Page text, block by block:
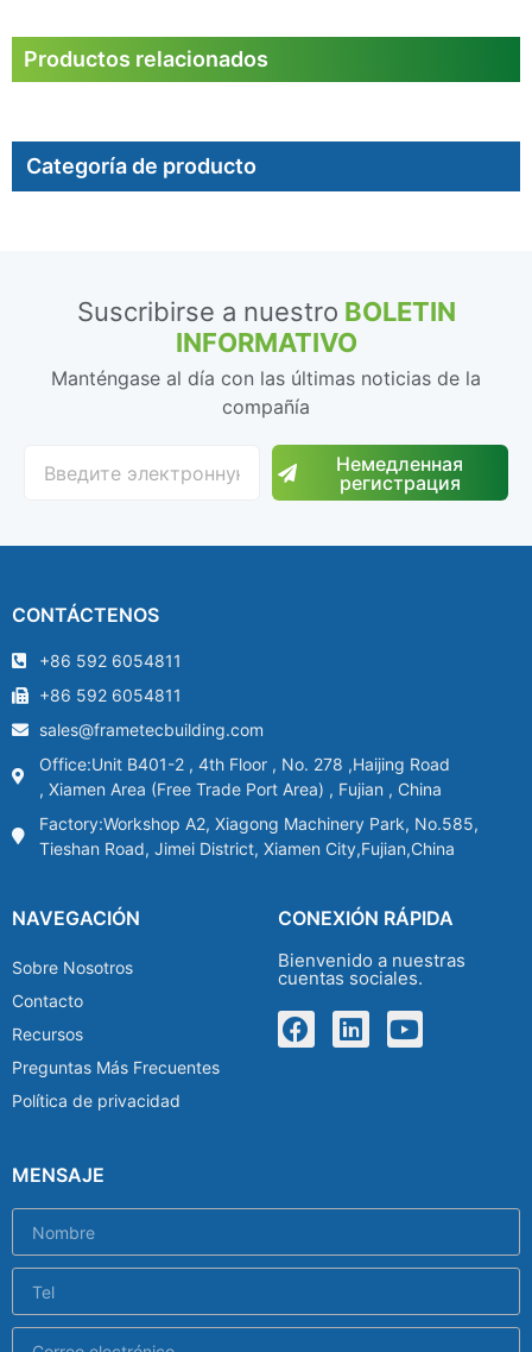
Categoría de producto
Productos relacionados
Suscribirse a nuestro BOLETIN
INFORMATIVO
Manténgase al día con las últimas noticias de la
compañía
Немедленная
регистрация
CONTÁCTENOS
+86 592 6054811
+86 592 6054811
sales@frametecbuilding.com
Office:Unit B401-2 , 4th Floor , No. 278 ,Haijing Road
, Xiamen Area (Free Trade Port Area) , Fujian , China
Factory:Workshop A2, Xiagong Machinery Park, No.585,
Tieshan Road, Jimei District, Xiamen City,Fujian,China
NAVEGACIÓN
Sobre Nosotros
Contacto
Recursos
Preguntas Más Frecuentes
Política de privacidad
CONEXIÓN RÁPIDA
Bienvenido a nuestras
cuentas sociales.
MENSAJE